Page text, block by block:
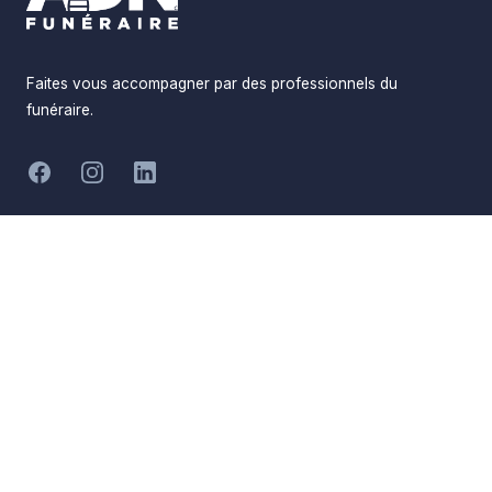
Faites vous accompagner par des professionnels du
funéraire.
FacebookInstagramLinkedIn